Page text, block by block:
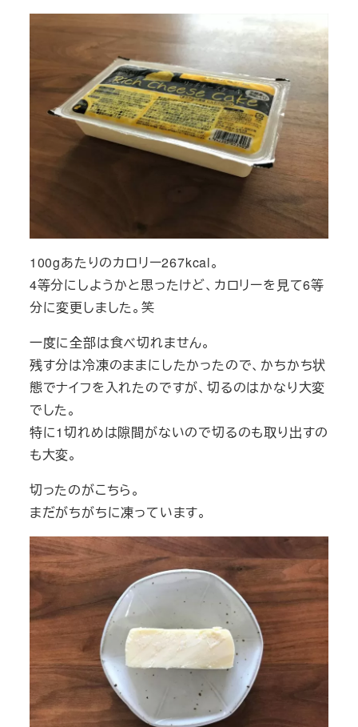
100gあたりのカロリー267kcal。
4等分にしようかと思ったけど、カロリーを見て6等
分に変更しました。笑
一度に全部は食べ切れません。
残す分は冷凍のままにしたかったので、かちかち状
態でナイフを入れたのですが、切るのはかなり大変
でした。
特に1切れめは隙間がないので切るのも取り出すの
も大変。
切ったのがこちら。
まだがちがちに凍っています。